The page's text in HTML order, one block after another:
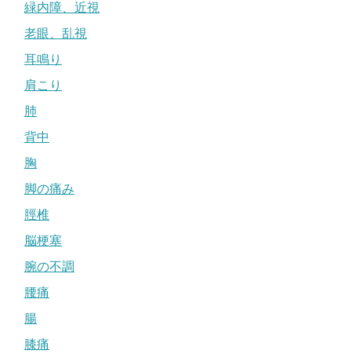
緑内障、近視
老眼、乱視
耳鳴り
肩こり
肺
背中
胸
脚の痛み
脛椎
脳梗塞
腕の不調
腰痛
腸
膝痛